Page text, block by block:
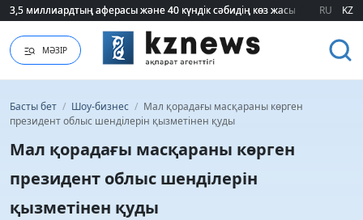
3,5 миллиардтың аферасы және 40 күндік сәбидің көз жасы:
3,5 миллиардтың аферасы және 40 күндік сәбидің көз жасы: RU KZ
МӘЗІР
Басты бет / Шоу-бизнес / Мал қорадағы масқараны көрген
президент облыс шенділерін қызметінен қуды
Мал қорадағы масқараны көрген
президент облыс шенділерін
қызметінен қуды